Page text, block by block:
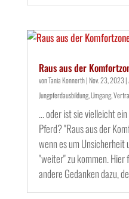
Raus aus der
vonTania Konnerth|Nov. 23, 2023 |
Jungpferdausbildung,Umgang,
... oder ist sie vielleicht
Pferd? "Raus aus der
wenn es um Unsicherheit
"weiter" zu kommen.
andere Gedanken dazu,